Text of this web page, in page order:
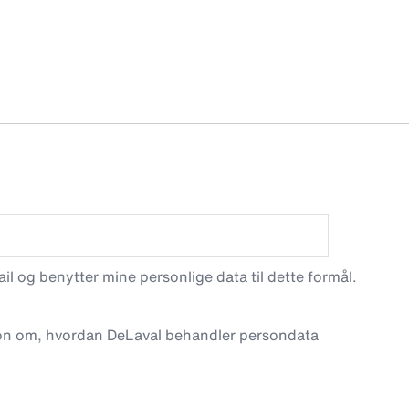
og benytter mine personlige data til dette formål.
om, hvordan DeLaval behandler persondata